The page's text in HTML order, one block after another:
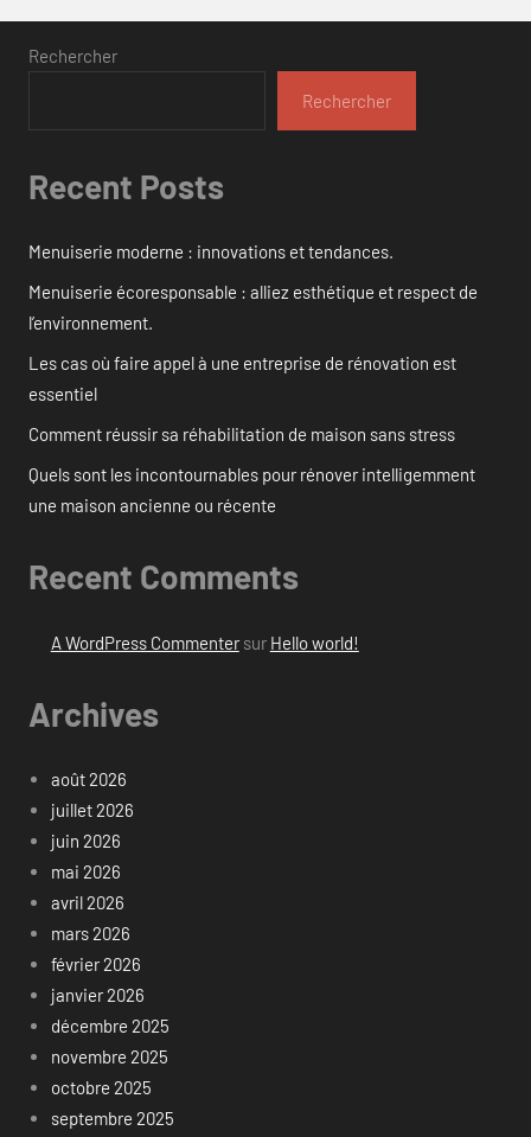
Rechercher
Rechercher
Recent Posts
Menuiserie moderne : innovations et tendances.
Menuiserie écoresponsable : alliez esthétique et respect de
l’environnement.
Les cas où faire appel à une entreprise de rénovation est
essentiel
Comment réussir sa réhabilitation de maison sans stress
Quels sont les incontournables pour rénover intelligemment
une maison ancienne ou récente
Recent Comments
A WordPress Commentersur Hello world!
Archives
août 2026
juillet 2026
juin 2026
mai 2026
avril 2026
mars 2026
février 2026
janvier 2026
décembre 2025
novembre 2025
octobre 2025
septembre 2025